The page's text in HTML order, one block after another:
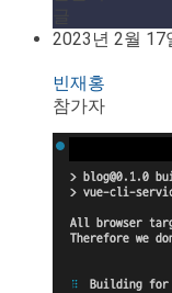
2023년 2월 17
빈재홍
참가자